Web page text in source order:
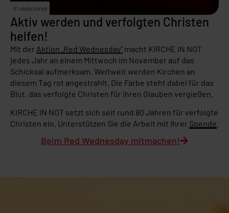
© radio horeb
Aktiv werden und verfolgten Christen
helfen!
Mit der Aktion „Red Wednesday“ macht KIRCHE IN NOT
jedes Jahr an einem Mittwoch im November auf das
Schicksal aufmerksam. Weltweit werden Kirchen an
diesem Tag rot angestrahlt. Die Farbe steht dabei für das
Blut, das verfolgte Christen für ihren Glauben vergießen.
KIRCHE IN NOT setzt sich seit rund 80 Jahren für verfolgte
Christen ein. Unterstützen Sie die Arbeit mit Ihrer Spende
Beim Red Wednesday mitmachen!